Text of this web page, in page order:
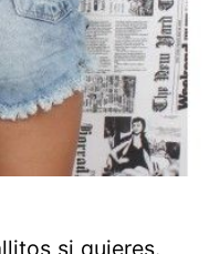
si quieres.